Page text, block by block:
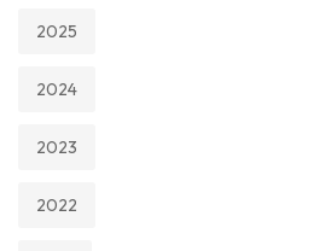
2025
2024
2023
2022